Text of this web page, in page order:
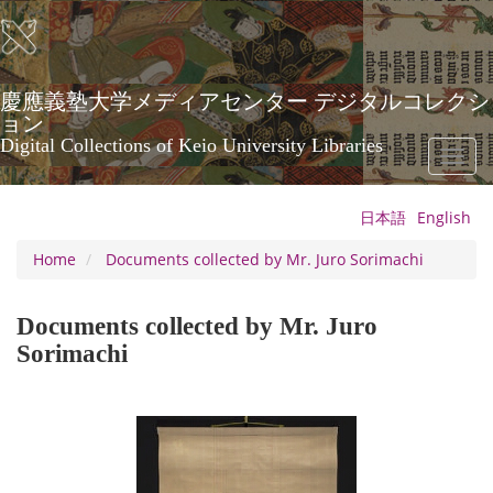
Skip
to
main
content
慶應義塾大学メディアセンター デジタルコレクシ
ョン
Digital Collections of Keio University Libraries
Toggle
日本語 English
Home
Documents collected by Mr. Juro Sorimachi
Documents collected by Mr. Juro
Sorimachi